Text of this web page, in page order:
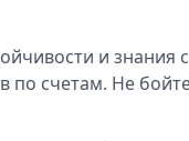
и знания
счетам. Не